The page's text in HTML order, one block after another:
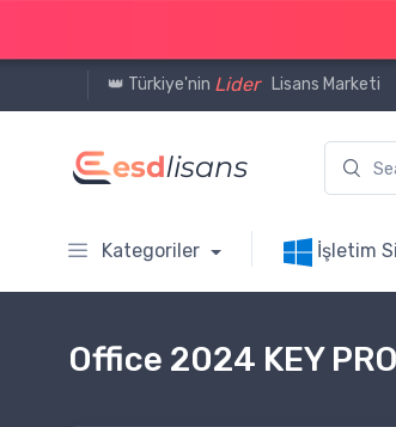
👑 Türkiye'nin Lider Lisans Marketi
Kategoriler İşletim
Office 2024 KEY